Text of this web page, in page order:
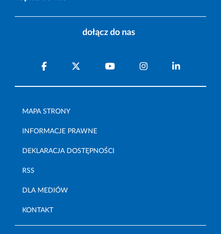
dołącz do nas
MAPA STRONY
INFORMACJE PRAWNE
DEKLARACJA DOSTĘPNOŚCI
RSS
DLA MEDIÓW
KONTAKT